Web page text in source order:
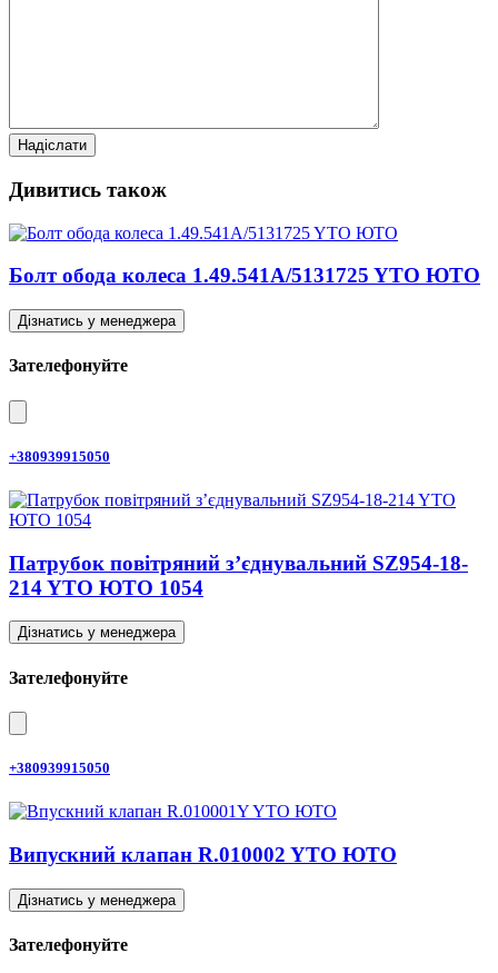
Дивитись також
Болт обода колеса 1.49.541A/5131725 YTO ЮТО
Дізнатись у менеджера
Зателефонуйте
+380939915050
Патрубок повітряний з’єднувальний SZ954-18-
214 YTO ЮТО 1054
Дізнатись у менеджера
Зателефонуйте
+380939915050
Випускний клапан R.010002 YTO ЮТО
Дізнатись у менеджера
Зателефонуйте